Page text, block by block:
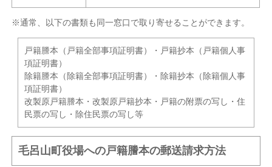
※通常、以下の書類も同一窓口で取り寄せることができます。
戸籍謄本（戸籍全部事項証明書）・戸籍抄本（戸籍個人事
項証明書）
除籍謄本（除籍全部事項証明書）・除籍抄本（除籍個人事
項証明書）
改製原戸籍謄本・改製原戸籍抄本・戸籍の附票の写し・住
民票の写し・除住民票の写し等
毛呂山町役場への戸籍謄本の郵送請求方法